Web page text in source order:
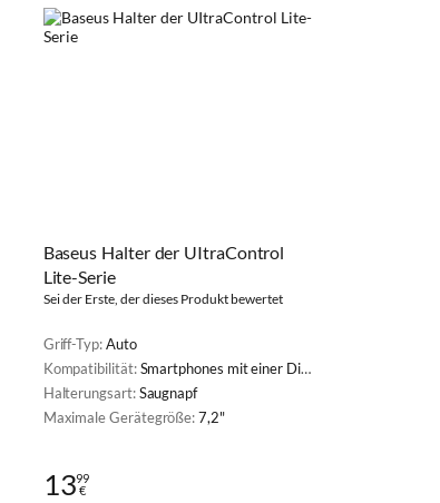
Baseus Halter der UItraControl
Lite-Serie
Sei der Erste, der dieses Produkt bewertet
Griff-Typ:Auto
Kompatibilität:Smartphones mit einer Diagonale von 5,4" bis 7,2"
Halterungsart:Saugnapf
Maximale Gerätegröße:7,2"
1399
€